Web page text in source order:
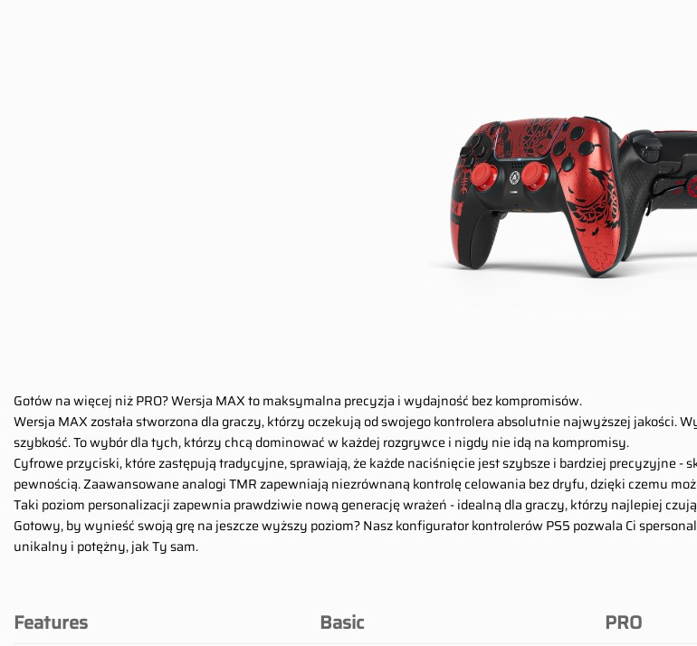
Gotów na więcej niż PRO? Wersja MAX to maksymalna precyzja i wydajność bez kompromisów.
Wersja MAX została stworzona dla graczy, którzy oczekują od swojego kontrolera absolutnie najwyższej jakości.
szybkość. To wybór dla tych, którzy chcą dominować w każdej rozgrywce i nigdy nie idą na kompromisy.
Cyfrowe przyciski, które zastępują tradycyjne, sprawiają, że każde naciśnięcie jest szybsze i bardziej precyzyjne -
pewnością. Zaawansowane analogi TMR zapewniają niezrównaną kontrolę celowania bez dryfu, dzięki czemu
Taki poziom personalizacji zapewnia prawdziwie nową generację wrażeń - idealną dla graczy, którzy najlepiej
Gotowy, by wynieść swoją grę na jeszcze wyższy poziom? Nasz konfigurator kontrolerów PS5 pozwala Ci
unikalny i potężny, jak Ty sam.
Features Basic PRO